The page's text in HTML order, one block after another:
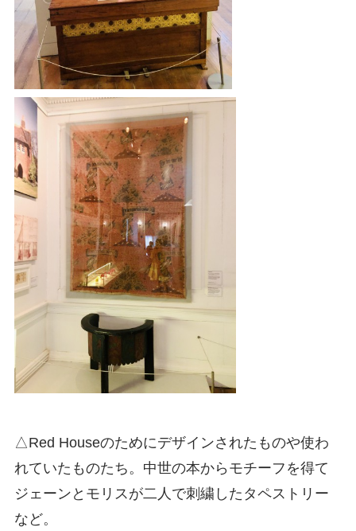
△Red Houseのためにデザインされたものや使わ
れていたものたち。中世の本からモチーフを得て
ジェーンとモリスが二人で刺繍したタペストリー
など。